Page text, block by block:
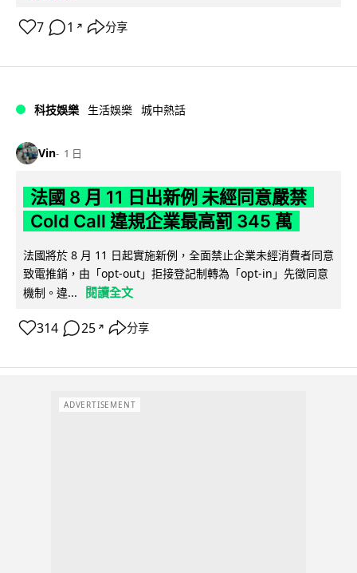
7 1 ↗ 分享
科技娛樂 生活娛樂 城中熱話
Vin 1 日
法國 8 月 11 日出新例 未經同意嚴禁
Cold Call 違規企業最高罰 345 萬
法國將於 8 月 11 日起實施新例，全面禁止企業未經消費者同意
致電推銷，由「opt-out」拒接登記制轉為「opt-in」先徵同意
機制。違...
閱讀全文
314 25 ↗ 分享
ADVERTISEMENT